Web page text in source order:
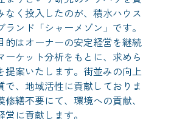
なく投入したのが、積水ハウス
ンド「シャーメゾン」です。
的はオーナーの安定経営を継続
ーケット分析をもとに、求めら
提案いたします。街並みの向上
で、地域活性に貢献しておりま
繕不要にて、環境への貢献、
に貢献します。